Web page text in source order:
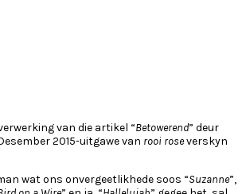
van die artikel “Betowerend” deur
2015-uitgawe van rooi roseverskyn
wat ons onvergeetlikhede soos “Suzanne”,